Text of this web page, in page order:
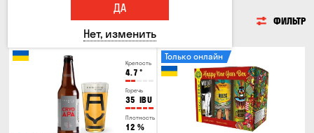
ФИЛЬТР
Крепость
4.7 °
Горечь
35 IBU
Плотность
12 %
Только онлайн
ДА
Нет, изменить